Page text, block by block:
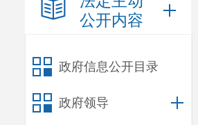
公开内容
政府信息公开目录
政府领导